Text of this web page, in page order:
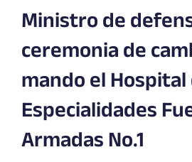
Ministro de
ceremonia de
mando el
Especialidades
Armadas No.1